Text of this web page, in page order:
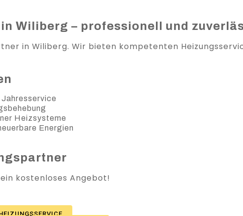
Wiliberg – professionell und
in Wiliberg. Wir bieten kompetenten
Heizsysteme
Energien
kostenloses Angebot!